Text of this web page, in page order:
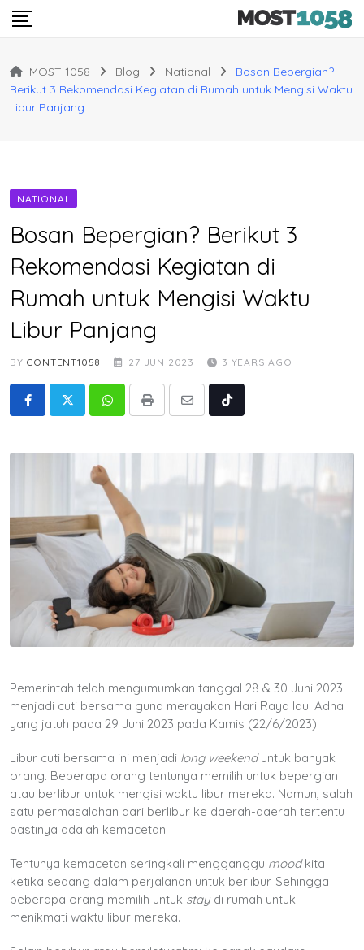
Skip
MOST 1058 Blog National
Bosan Bepergian?
Berikut 3 Rekomendasi Kegiatan di Rumah untuk Mengisi Waktu
Libur Panjang
NATIONAL
Bosan Bepergian? Berikut 3
Rekomendasi Kegiatan di
Rumah untuk Mengisi Waktu
Libur Panjang
BY CONTENT1058 27 JUN 2023 3 YEARS AGO
WhatsappPrint
Share
Tiktok
Pemerintah telah mengumumkan tanggal 28 & 30 Juni 2023
menjadi cuti bersama guna merayakan Hari Raya Idul Adha
yang jatuh pada 29 Juni 2023 pada Kamis (22/6/2023).
Libur cuti bersama ini menjadi long weekenduntuk banyak
orang. Beberapa orang tentunya memilih untuk bepergian
atau berlibur untuk mengisi waktu libur mereka. Namun, salah
satu permasalahan dari berlibur ke daerah-daerah tertentu
pastinya adalah kemacetan.
Tentunya kemacetan seringkali mengganggu moodkita
ketika sedang dalam perjalanan untuk berlibur. Sehingga
beberapa orang memilih untuk stay di rumah untuk
menikmati waktu libur mereka.